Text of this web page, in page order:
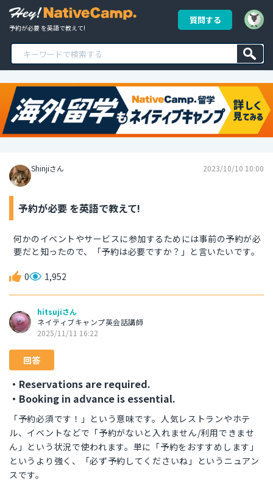
予約が必要 を英語で教えて!
質問する
Shinjiさん 2023/10/10 10:00
予約が必要 を英語で教えて!
何かのイベントやサービスに参加するためには事前の予約が必
要だと知ったので、「予約は必要ですか？」と言いたいです。
0 1,952
hitsujiさん
ネイティブキャンプ英会話講師
2025/11/11 16:22
回答
・Reservations are required.
・Booking in advance is essential.
「予約必須です！」という意味です。人気レストランやホテ
ル、イベントなどで「予約がないと入れません/利用できませ
ん」という状況で使われます。単に「予約をおすすめします」
というより強く、「必ず予約してくださいね」というニュアン
スです。